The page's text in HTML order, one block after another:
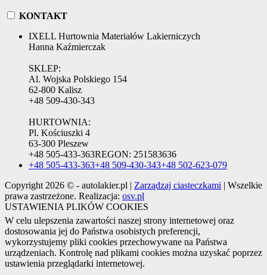
KONTAKT
IXELL Hurtownia Materiałów Lakierniczych
Hanna Kaźmierczak
SKLEP:
Al. Wojska Polskiego 154
62-800 Kalisz
+48 509-430-343
HURTOWNIA:
Pl. Kościuszki 4
63-300 Pleszew
+48 505-433-363REGON: 251583636
+48 505-433-363+48 509-430-343+48 502-623-079
Copyright 2026 © - autolakier.pl | Zarządzaj ciasteczkami | Wszelkie
prawa zastrzeżone. Realizacja: osv.pl
USTAWIENIA PLIKÓW COOKIES
W celu ulepszenia zawartości naszej strony internetowej oraz
dostosowania jej do Państwa osobistych preferencji,
wykorzystujemy pliki cookies przechowywane na Państwa
urządzeniach. Kontrolę nad plikami cookies można uzyskać poprzez
ustawienia przeglądarki internetowej.